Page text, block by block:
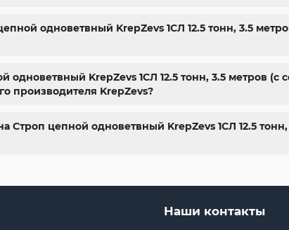
одноветвный KrepZevs 1СЛ 12.5 тонн, 3.5
KrepZevs 1СЛ 12.5 тонн, 3.5 метров (с
производителя KrepZevs?
Строп цепной одноветвный KrepZevs 1СЛ 12.5
Наши контакты